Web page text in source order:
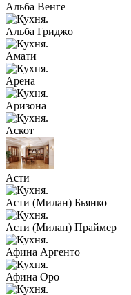
Альба Венге
Альба Гриджо
Амати
Арена
Аризона
Аскот
Асти
Асти (Милан) Бьянко
Асти (Милан) Праймер
Афина Аргенто
Афина Оро